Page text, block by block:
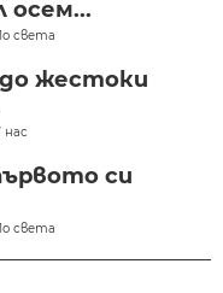
осем...
света
жестоки
нас
си
света